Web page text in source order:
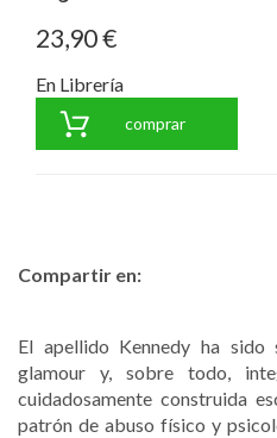
23,90 €
En Librería
comprar
Compartir en:
El apellido Kennedy ha sido
glamour y, sobre todo,
cuidadosamente construida
patrón de abuso físico y